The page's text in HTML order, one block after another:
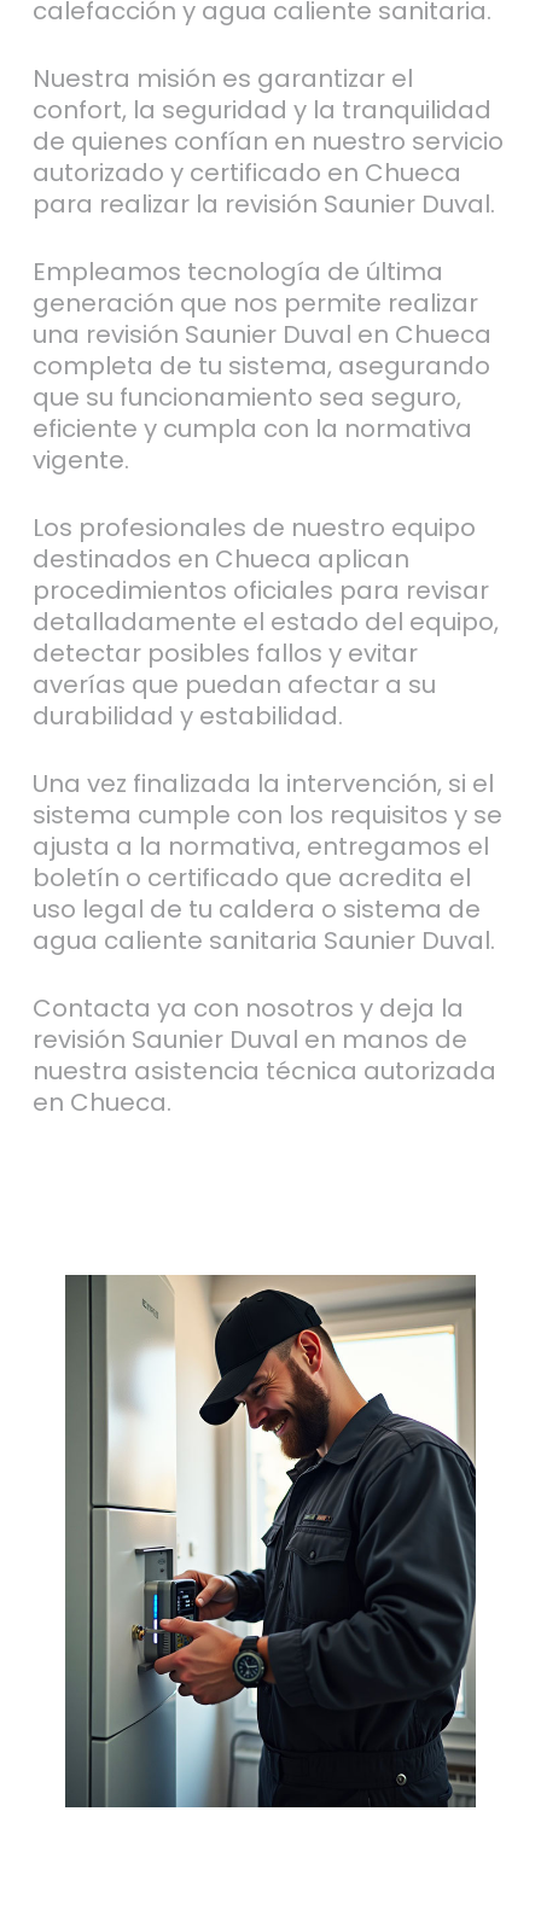
calefacción y agua caliente sanitaria.
Nuestra misión es garantizar el
confort, la seguridad y la tranquilidad
de quienes confían en nuestro servicio
autorizado y certificado en Chueca
para realizar la revisión Saunier Duval.
Empleamos tecnología de última
generación que nos permite realizar
una revisión Saunier Duval en Chueca
completa de tu sistema, asegurando
que su funcionamiento sea seguro,
eficiente y cumpla con la normativa
vigente.
Los profesionales de nuestro equipo
destinados en Chueca aplican
procedimientos oficiales para revisar
detalladamente el estado del equipo,
detectar posibles fallos y evitar
averías que puedan afectar a su
durabilidad y estabilidad.
Una vez finalizada la intervención, si el
sistema cumple con los requisitos y se
ajusta a la normativa, entregamos el
boletín o certificado que acredita el
uso legal de tu caldera o sistema de
agua caliente sanitaria Saunier Duval.
Contacta ya con nosotros y deja la
revisión Saunier Duval en manos de
nuestra asistencia técnica autorizada
en Chueca.